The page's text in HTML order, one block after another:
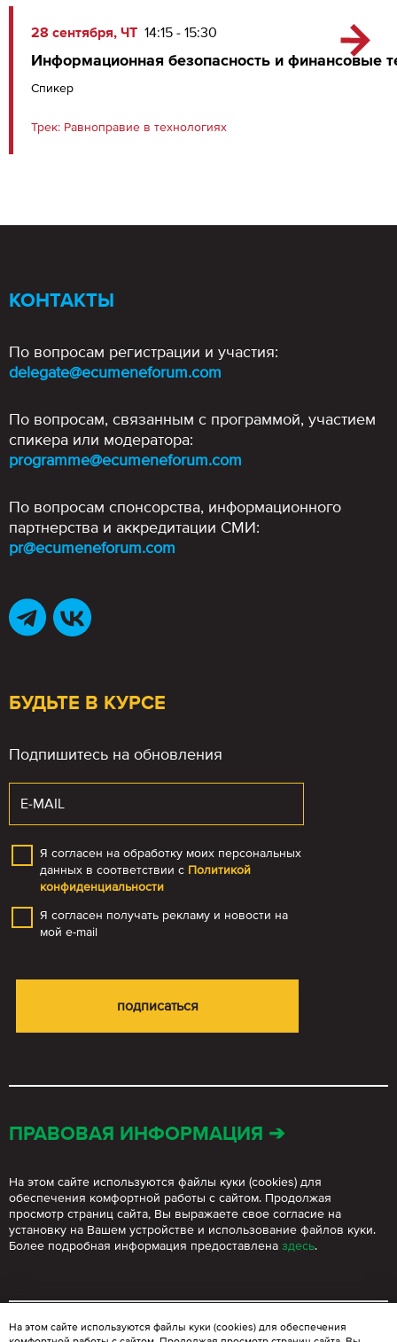
28 сентября, ЧТ 14:15 - 15:30
Информационная безопасность и финансовые
Спикер
Трек: Равноправие в технологиях
БУДЬТЕ В КУРСЕ
Подпишитесь на обновления
Я согласен на обработку моих персональных
данных в соответствии с Политикой
конфиденциальности
Я согласен получать рекламу и новости на
мой e-mail
КОНТАКТЫ
По вопросам регистрации и участия:
delegate@ecumeneforum.com
По вопросам, связанным с программой, участием
спикера или модератора:
programme@ecumeneforum.com
По вопросам спонсорства, информационного
партнерства и аккредитации СМИ:
pr@ecumeneforum.com
ПРАВОВАЯ ИНФОРМАЦИЯ ➔
На этом сайте используются файлы куки (cookies) для
обеспечения комфортной работы с сайтом. Продолжая
просмотр страниц сайта, Вы выражаете свое согласие на
установку на Вашем устройстве и использование файлов куки.
Более подробная информация предоставлена здесь.
На этом сайте используются файлы куки (cookies) для обеспечения